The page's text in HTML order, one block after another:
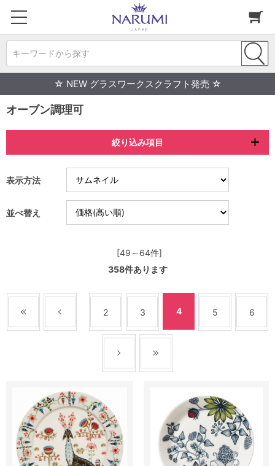
キーワードから探す
☆ NEW グラスワークスクラフト発売 ☆
オーブン調理可
絞り込み項目
表示方法
並べ替え
[49～64件]
358件あります
2 3 4 5 6